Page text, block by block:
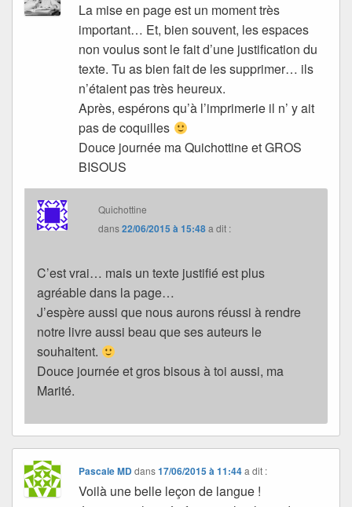
La mise en page est un moment très
important… Et, bien souvent, les espaces
non voulus sont le fait d’une justification du
texte. Tu as bien fait de les supprimer… ils
n’étaient pas très heureux.
Après, espérons qu’à l’imprimerie il n’ y ait
pas de coquilles
Douce journée ma Quichottine et GROS
BISOUS
Quichottine
dans22/06/2015 à 15:48a dit :
C’est vrai… mais un texte justifié est plus
agréable dans la page…
J’espère aussi que nous aurons réussi à rendre
notre livre aussi beau que ses auteurs le
souhaitent.
Douce journée et gros bisous à toi aussi, ma
Marité.
Pascale MDdans17/06/2015 à 11:44 a dit :
Voilà une belle leçon de langue !